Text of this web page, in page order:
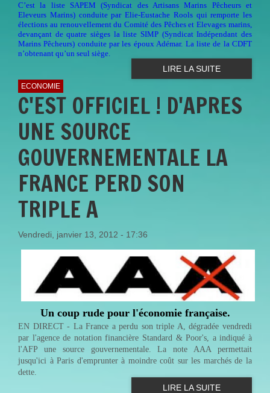
C’est la liste SAPEM (Syndicat des Artisans Marins Pêcheurs et
Eleveurs Marins) conduite par Elie-Eustache Rools qui remporte les
élections au renouvellement du Comité des Pêches et Elevages marins,
devançant de quatre sièges la liste SIMP (Syndicat Indépendant des
Marins Pêcheurs) conduite par les époux Adémar. La liste de la CDFT
n’obtenant qu’un seul siège.
LIRE LA SUITE
ECONOMIE
C'EST OFFICIEL ! D'APRES
UNE SOURCE
GOUVERNEMENTALE LA
FRANCE PERD SON
TRIPLE A
Vendredi, janvier 13, 2012 - 17:36
Un coup rude pour l'économie française.
EN DIRECT - La France a perdu son triple A, dégradée vendredi
par l'agence de notation financière Standard & Poor's, a indiqué à
l'AFP une source gouvernementale. La note AAA permettait
jusqu'ici à Paris d'emprunter à moindre coût sur les marchés de la
dette.
LIRE LA SUITE